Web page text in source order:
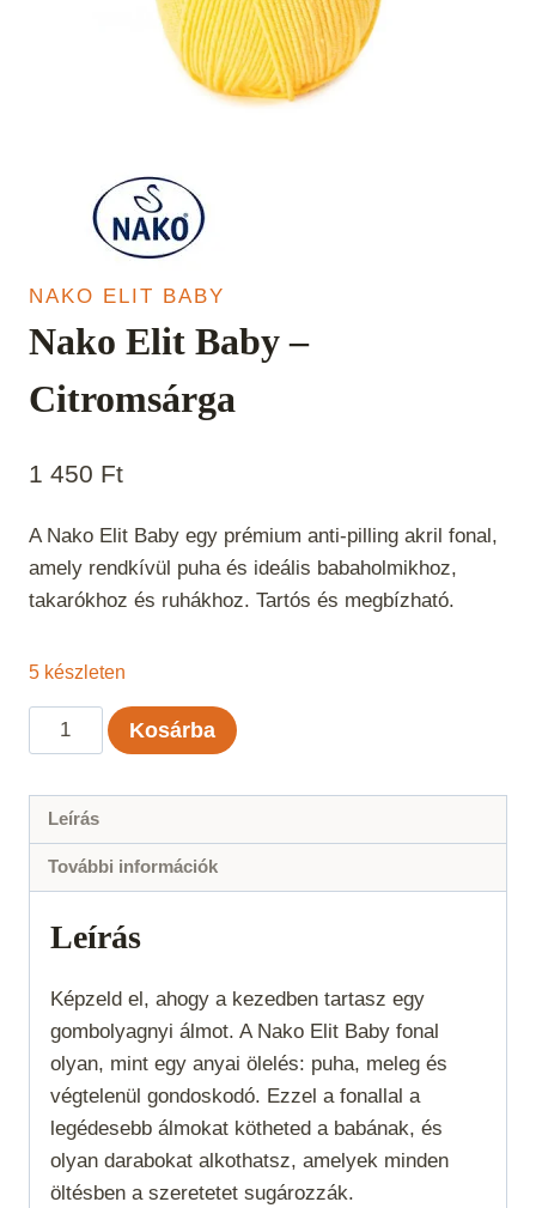
NAKO ELIT BABY
Nako Elit Baby –
Citromsárga
1 450 Ft
A Nako Elit Baby egy prémium anti-pilling akril fonal,
amely rendkívül puha és ideális babaholmikhoz,
takarókhoz és ruhákhoz. Tartós és megbízható.
5 készleten
Nako
Elit
Citromsárga
Kosárba
Leírás
További információk
Leírás
Képzeld el, ahogy a kezedben tartasz egy
gombolyagnyi álmot. A Nako Elit Baby fonal
olyan, mint egy anyai ölelés: puha, meleg és
végtelenül gondoskodó. Ezzel a fonallal a
legédesebb álmokat kötheted a babának, és
olyan darabokat alkothatsz, amelyek minden
öltésben a szeretetet sugározzák.